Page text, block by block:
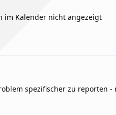
im Kalender nicht angezeigt
spezifischer zu reporten